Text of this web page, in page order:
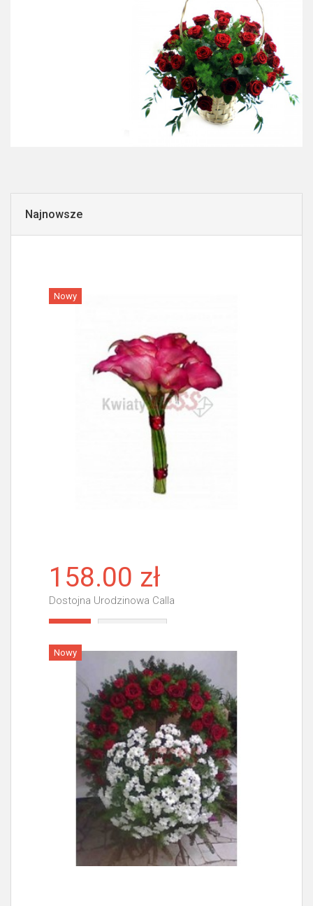
Najnowsze
Nowy
158.00 zł
Dostojna Urodzinowa Calla
Nowy